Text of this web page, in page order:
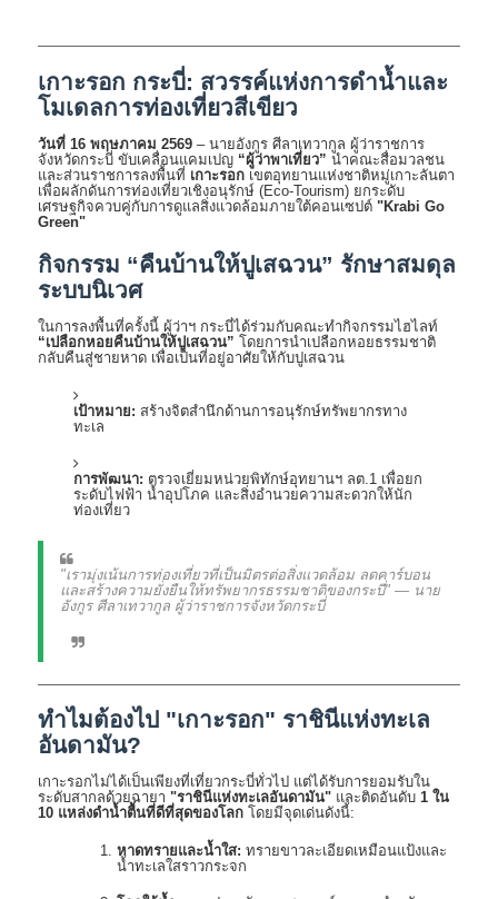
เกาะรอก กระบี่: สวรรค์แห่งการดำน้ำและ
โมเดลการท่องเที่ยวสีเขียว
วันที่ 16 พฤษภาคม 2569 – นายอังกูร ศีลาเทวากูล ผู้ว่าราชการ
จังหวัดกระบี่ ขับเคลื่อนแคมเปญ “ผู้ว่าพาเที่ยว” นำคณะสื่อมวลชน
และส่วนราชการลงพื้นที่ เกาะรอก เขตอุทยานแห่งชาติหมู่เกาะลันตา
เพื่อผลักดันการท่องเที่ยวเชิงอนุรักษ์ (Eco-Tourism) ยกระดับ
เศรษฐกิจควบคู่กับการดูแลสิ่งแวดล้อมภายใต้คอนเซปต์ "Krabi Go
Green"
กิจกรรม “คืนบ้านให้ปูเสฉวน” รักษาสมดุล
ระบบนิเวศ
ในการลงพื้นที่ครั้งนี้ ผู้ว่าฯ กระบี่ได้ร่วมกับคณะทำกิจกรรมไฮไลท์
“เปลือกหอยคืนบ้านให้ปูเสฉวน” โดยการนำเปลือกหอยธรรมชาติ
กลับคืนสู่ชายหาด เพื่อเป็นที่อยู่อาศัยให้กับปูเสฉวน
เป้าหมาย: สร้างจิตสำนึกด้านการอนุรักษ์ทรัพยากรทาง
ทะเล
การพัฒนา: ตรวจเยี่ยมหน่วยพิทักษ์อุทยานฯ ลต.1 เพื่อยก
ระดับไฟฟ้า น้ำอุปโภค และสิ่งอำนวยความสะดวกให้นัก
ท่องเที่ยว
"เรามุ่งเน้นการท่องเที่ยวที่เป็นมิตรต่อสิ่งแวดล้อม ลดคาร์บอน
และสร้างความยั่งยืนให้ทรัพยากรธรรมชาติของกระบี่" — นาย
อังกูร ศีลาเทวากูล ผู้ว่าราชการจังหวัดกระบี่
ทำไมต้องไป "เกาะรอก" ราชินีแห่งทะเล
อันดามัน?
เกาะรอกไม่ได้เป็นเพียงที่เที่ยวกระบี่ทั่วไป แต่ได้รับการยอมรับใน
ระดับสากลด้วยฉายา "ราชินีแห่งทะเลอันดามัน" และติดอันดับ 1 ใน
10 แหล่งดำน้ำตื้นที่ดีที่สุดของโลก โดยมีจุดเด่นดังนี้:
หาดทรายและน้ำใส: ทรายขาวละเอียดเหมือนแป้งและ
น้ำทะเลใสราวกระจก